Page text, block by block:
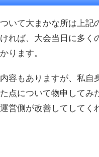
いて大まかな所は上記
れば、大会当日に多く
ります。
容もありますが、私自
点について物申してみ
営側が改善してしてく